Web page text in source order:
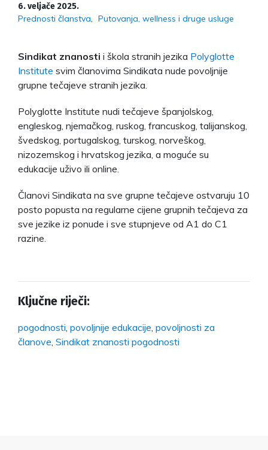
6. veljače 2025.
Prednosti članstva Putovanja, wellness i druge usluge
Sindikat znanosti i škola stranih jezika Polyglotte
Institute svim članovima Sindikata nude povoljnije
grupne tečajeve stranih jezika.
Polyglotte Institute nudi tečajeve španjolskog,
engleskog, njemačkog, ruskog, francuskog, talijanskog,
švedskog, portugalskog, turskog, norveškog,
nizozemskog i hrvatskog jezika, a moguće su
edukacije uživo ili online.
Članovi Sindikata na sve grupne tečajeve ostvaruju 10
posto popusta na regularne cijene grupnih tečajeva za
sve jezike iz ponude i sve stupnjeve od A1 do C1
razine.
Ključne riječi:
pogodnosti povoljnije edukacije povoljnosti za
članove Sindikat znanosti pogodnosti